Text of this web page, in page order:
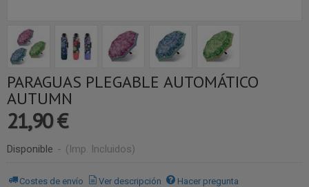
PARAGUAS PLEGABLE AUTOMÁTICO
AUTUMN
21,90 €
Disponible - (Imp. Incluidos)
Costes de envío Ver descripción Hacer pregunta